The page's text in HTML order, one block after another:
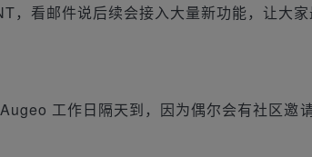
，看邮件说后续会接入大量新功能，让大
工作日隔天到，因为偶尔会有社区邀